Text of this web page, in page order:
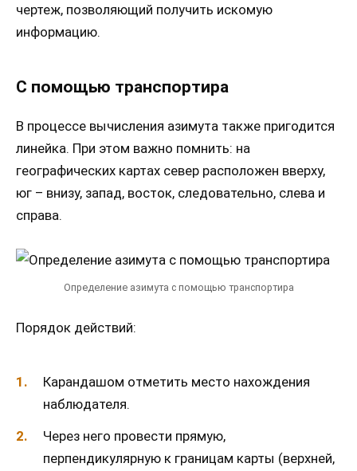
чертеж, позволяющий получить искомую
информацию.
С помощью транспортира
В процессе вычисления азимута также пригодится
линейка. При этом важно помнить: на
географических картах север расположен вверху,
юг – внизу, запад, восток, следовательно, слева и
справа.
Определение азимута с помощью транспортира
Порядок действий:
Карандашом отметить место нахождения
наблюдателя.
Через него провести прямую,
перпендикулярную к границам карты (верхней,